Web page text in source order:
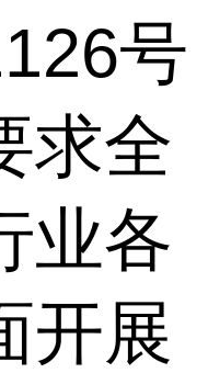
号
求全
业各
开展